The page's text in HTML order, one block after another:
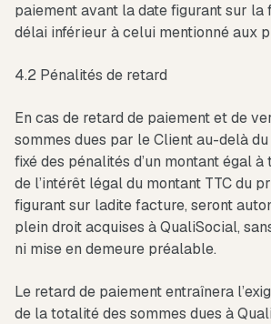
paiement avant la date figurant sur la
délai inférieur à celui mentionné aux
4.2 Pénalités de retard
En cas de retard de paiement et de
sommes dues par le Client au-delà
fixé des pénalités d’un montant égal
de l’intérêt légal du montant TTC du
figurant sur ladite facture, seront
plein droit acquises à QualiSocial,
ni mise en demeure préalable.
Le retard de paiement entraînera
de la totalité des sommes dues à